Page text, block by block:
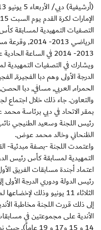
التصفيات التمهيدية لمسابقة
الرياضي
2013- 2014 في الساعة الحادية عشر صباحاً بمقر الاتحاد في دبي.
الدرجة الأولى وهم دبا الفجيرة,
الحمراء, العربي, مسافي, دبا
والتعاون. جاء ذلك خلال
بمقر الاتحاد في دبي برئاسة
رئيس اللجنة وسعيد الطنيجي
الظنحاني وخالد محمد عوض.
واعتمدت اللجنة -بصفة مبدئية-
التمهيدية لمسابقة كأس رئيس
اعتماد أجندة مسابقات الفريق
رئيس الدولة ودوري الدرجة الأولى
الثلاثاء 11 يونيو وذلك لإخضاعها لمزيد من الدراسة.
إلى ذلك قررت اللجنة مخاطبة